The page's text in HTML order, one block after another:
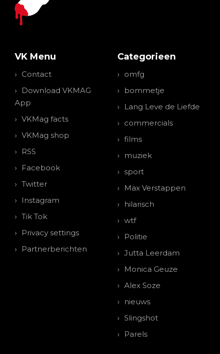
VK Menu
Contact
Download VKMAG
App
VKMag facts
VKMag shop
RSS
Facebook
Twitter
Instagram
Tik Tok
Privacy settings
Partnerberichten
Categorieen
omfg
bommetje
Lang Leve de Liefde
commercials
films
muziek
sport
Max Verstappen
hilarisch
wtf
Politie
Jutta Leerdam
Monica Geuze
Alex Soze
nieuws
Slingshot
Parels